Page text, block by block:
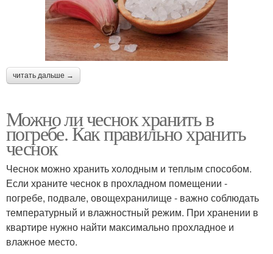
читать дальше →
Можно ли чеснок хранить в
погребе. Как правильно хранить
чеснок
Чеснок можно хранить холодным и теплым способом.
Если храните чеснок в прохладном помещении -
погребе, подвале, овощехранилище - важно соблюдать
температурный и влажностный режим. При хранении в
квартире нужно найти максимально прохладное и
влажное место.